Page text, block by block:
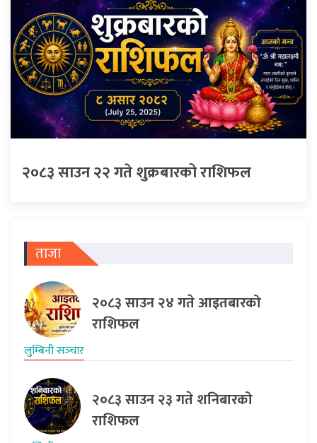
२०८३ साउन २२ गते शुक्रबारको राशिफल
ताजा
२०८३ साउन २४ गते आइतबारको
राशिफल
लुम्बिनी सञ्‍चार
२०८३ साउन २३ गते शनिबारको
राशिफल